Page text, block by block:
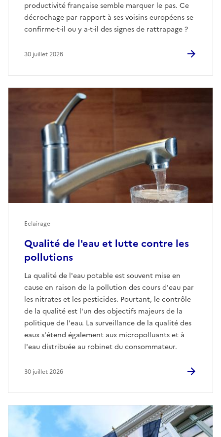
productivité française semble marquer le pas. Ce
décrochage par rapport à ses voisins européens se
confirme-t-il ou y a-t-il des signes de rattrapage ?
30 juillet 2026
Qualité de l'eau et lutte contre les
pollutions
La qualité de l'eau potable est souvent mise en
cause en raison de la pollution des cours d'eau par
les nitrates et les pesticides. Pourtant, le contrôle
de la qualité est l'un des objectifs majeurs de la
politique de l'eau. La surveillance de la qualité des
eaux s'étend également aux micropolluants et à
l'eau distribuée au robinet du consommateur.
Eclairage
30 juillet 2026